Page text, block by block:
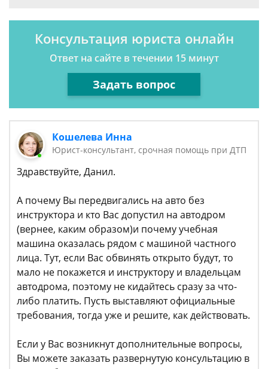
Консультация юриста онлайн
Ответ на сайте в течении 15 минут
Задать вопрос
Кошелева Инна
Юрист-консультант, срочная помощь при ДТП
Здравствуйте, Данил.
А почему Вы передвигались на авто без
инструктора и кто Вас допустил на автодром
(вернее, каким образом)и почему учебная
машина оказалась рядом с машиной частного
лица. Тут, если Вас обвинять открыто будут, то
мало не покажется и инструктору и владельцам
автодрома, поэтому не кидайтесь сразу за что-
либо платить. Пусть выставляют официальные
требования, тогда уже и решите, как действовать.
Если у Вас возникнут дополнительные вопросы,
Вы можете заказать развернутую консультацию в